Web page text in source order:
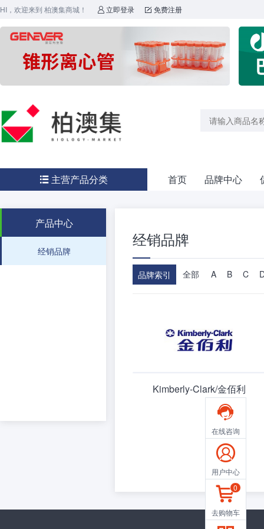
HI，欢迎来到 柏澳集商城！  立即登录  免费注册
首页 品牌中心
 主营产品分类
产品中心
经销品牌
经销品牌
品牌索引 全部 A B C
Kimberly-Clark/金佰利

在线咨询

用户中心

去购物车
0